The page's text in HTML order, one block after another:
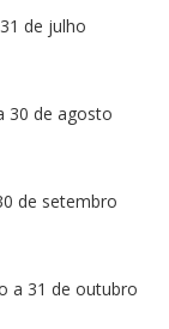
de julho
30 de agosto
de setembro
a 31 de outubro